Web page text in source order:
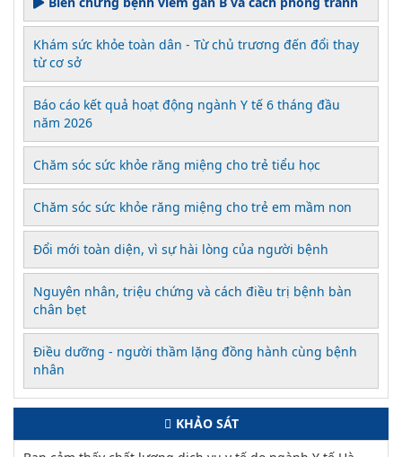
Khám sức khỏe toàn dân - Từ chủ trương đến đổi thay
từ cơ sở
Báo cáo kết quả hoạt động ngành Y tế 6 tháng đầu
năm 2026
Chăm sóc sức khỏe răng miệng cho trẻ tiểu học
Chăm sóc sức khỏe răng miệng cho trẻ em mầm non
Đổi mới toàn diện, vì sự hài lòng của người bệnh
Nguyên nhân, triệu chứng và cách điều trị bệnh bàn
chân bẹt
Điều dưỡng - người thầm lặng đồng hành cùng bệnh
nhân
KHẢO SÁT